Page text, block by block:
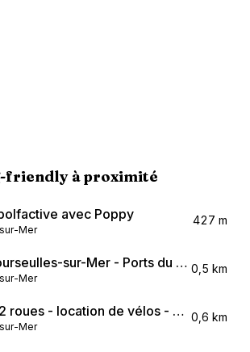
friendly à proximité
avec Poppy
Mer
427 m
Port de Courseulles-sur-Mer - Ports du Calvados
Mer
0,5 km
Plaisance 2 roues - location de vélos - port
Mer
0,6 km